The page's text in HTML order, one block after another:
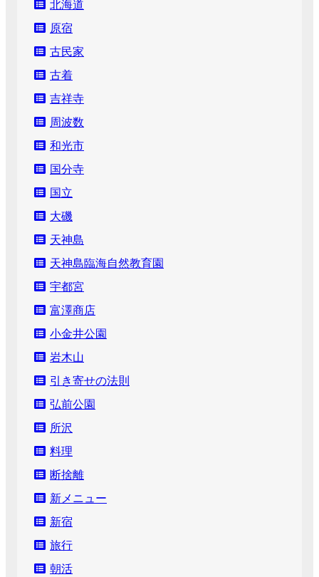
北海道
原宿
古民家
古着
吉祥寺
周波数
和光市
国分寺
国立
大磯
天神島
天神島臨海自然教育園
宇都宮
富澤商店
小金井公園
岩木山
引き寄せの法則
弘前公園
所沢
料理
断捨離
新メニュー
新宿
旅行
朝活